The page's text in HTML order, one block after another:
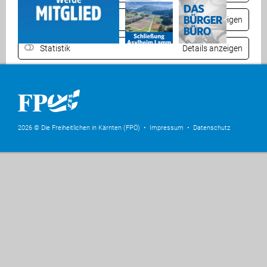
Komfort Details anzeigen
Statistik Details anzeigen
2026 © Die Freiheitlichen in Kärnten (FPÖ) • Impressum • Datenschutz